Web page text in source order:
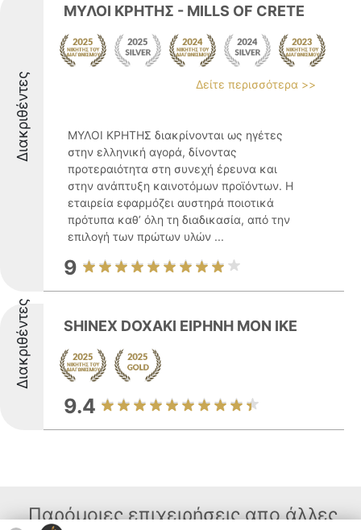
Διακριθέντες
ΜΥΛΟΙ ΚΡΗΤΗΣ - MILLS OF CRETE
Δείτε περισσότερα >>
ΜΥΛΟΙ ΚΡΗΤΗΣ διακρίνονται ως ηγέτες
στην ελληνική αγορά, δίνοντας
προτεραιότητα στη συνεχή έρευνα και
στην ανάπτυξη καινοτόμων προϊόντων. Η
εταιρεία εφαρμόζει αυστηρά ποιοτικά
πρότυπα καθ’ όλη τη διαδικασία, από την
επιλογή των πρώτων υλών ...
9
Διακριθέντες SHINEX DOXAKI ΕΙΡΗΝΗ MON ΙΚΕ
9.4
Παρόμοιες επιχειρήσεις απο άλλες